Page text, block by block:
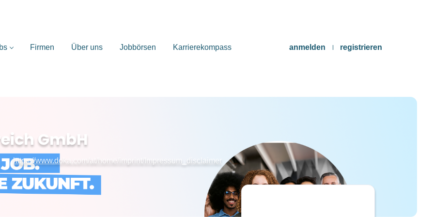
anmelden registrieren
Firmen Über uns Jobbörsen Karrierekompass
GmbH
https://www.doka.com/at/home/imprint/Impressum_disclaimer